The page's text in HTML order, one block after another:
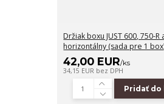
Držiak boxu JUST 600, 750-R
horizontálny (sada pre 1
42,00 EUR/ks
34,15 EUR bez DPH
Pridať do